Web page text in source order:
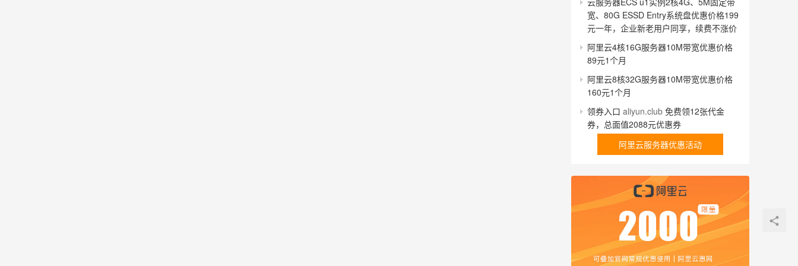
宽、80G ESSD Entry系统盘优惠价格199
元一年，企业新老用户同享，续费不涨价
阿里云4核16G服务器10M带宽优惠价格
89元1个月
阿里云8核32G服务器10M带宽优惠价格
160元1个月
领券入口 aliyun.club 免费领12张代金
券，总面值2088元优惠券
阿里云服务器优惠活动